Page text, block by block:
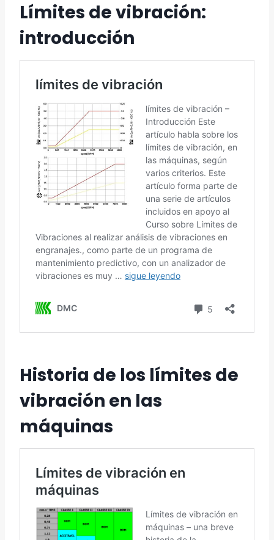
Límites de vibración:
introducción
Historia de los límites de
vibración en las
máquinas